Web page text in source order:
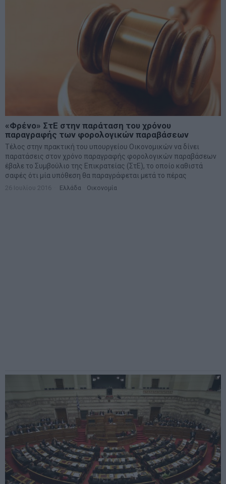
«Φρένο» ΣτΕ στην παράταση του χρόνου
παραγραφής των φορολογικών παραβάσεων
Τέλος στην πρακτική του υπουργείου Οικονομικών να δίνει
παρατάσεις στον χρόνο παραγραφής φορολογικών παραβάσεων
έβαλε το Συμβούλιο της Επικρατείας (ΣτΕ), το οποίο καθιστά
σαφές ότι μία υπόθεση θα παραγράφεται μετά το πέρας
26 Ιουλίου 2016 Ελλάδα Οικονομία